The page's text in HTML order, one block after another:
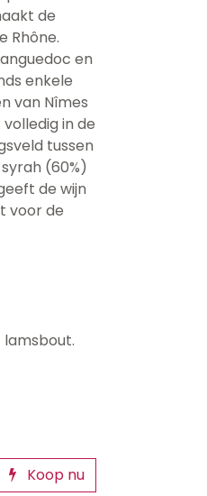
de
Rhône.
en
enkele
van Nîmes
in de
tussen
(60%)
de wijn
voor de
lamsbout.
Koop nu